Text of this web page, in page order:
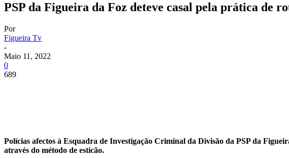
PSP da Figueira da Foz deteve casal pela prática de
Por
Figueira Tv
-
Maio 11, 2022
0
689
Polícias afectos à Esquadra de Investigação Criminal da Divisão da PSP da
através do método de esticão.